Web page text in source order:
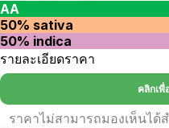
AA
50% sativa
50% indica
รายละเอียดราคา
คลิกเพื่
ราคาไม่สามารถมองเห็นไ